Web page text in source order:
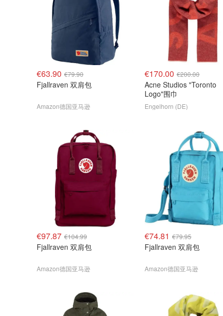
€63.90 €79.90
Fjallraven 双肩包
Amazon德国亚马逊
€170.00 €200.00
Acne Studios "Toronto
Logo"围巾
Engelhorn (DE)
€97.87 €104.99
Fjallraven 双肩包
Amazon德国亚马逊
€74.81 €79.95
Fjallraven 双肩包
Amazon德国亚马逊